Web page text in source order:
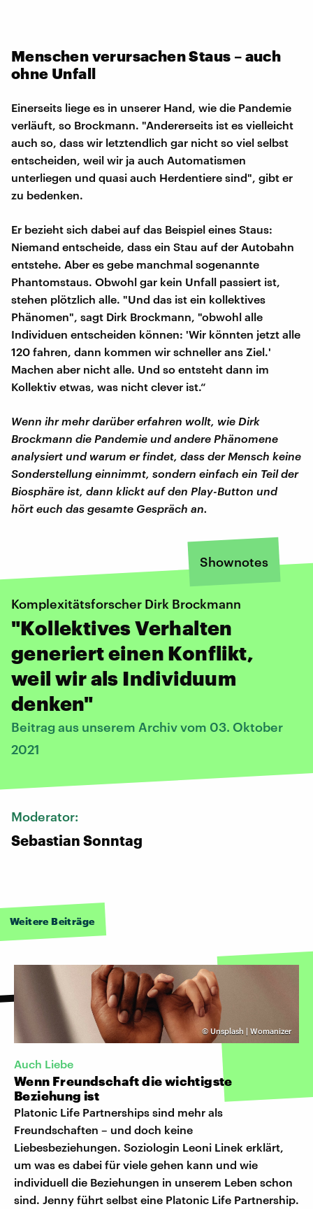
Menschen verursachen Staus – auch
ohne Unfall
Einerseits liege es in unserer Hand, wie die Pandemie
verläuft, so Brockmann. "Andererseits ist es vielleicht
auch so, dass wir letztendlich gar nicht so viel selbst
entscheiden, weil wir ja auch Automatismen
unterliegen und quasi auch Herdentiere sind", gibt er
zu bedenken.
Er bezieht sich dabei auf das Beispiel eines Staus:
Niemand entscheide, dass ein Stau auf der Autobahn
entstehe. Aber es gebe manchmal sogenannte
Phantomstaus. Obwohl gar kein Unfall passiert ist,
stehen plötzlich alle. "Und das ist ein kollektives
Phänomen", sagt Dirk Brockmann, "obwohl alle
Individuen entscheiden können: 'Wir könnten jetzt alle
120 fahren, dann kommen wir schneller ans Ziel.'
Machen aber nicht alle. Und so entsteht dann im
Kollektiv etwas, was nicht clever ist.“
Wenn ihr mehr darüber erfahren wollt, wie Dirk
Brockmann die Pandemie und andere Phänomene
analysiert und warum er findet, dass der Mensch keine
Sonderstellung einnimmt, sondern einfach ein Teil der
Biosphäre ist, dann klickt auf den Play-Button und
hört euch das gesamte Gespräch an.
Shownotes
Komplexitätsforscher Dirk Brockmann
"Kollektives Verhalten
generiert einen Konflikt,
weil wir als Individuum
denken"
Beitrag aus unserem Archiv vom 03. Oktober
2021
Moderator:
Sebastian Sonntag
Weitere Beiträge
© Unsplash | Womanizer
Auch Liebe
Wenn Freundschaft die wichtigste
Beziehung ist
Platonic Life Partnerships sind mehr als
Freundschaften – und doch keine
Liebesbeziehungen. Soziologin Leoni Linek erklärt,
um was es dabei für viele gehen kann und wie
individuell die Beziehungen in unserem Leben schon
sind. Jenny führt selbst eine Platonic Life Partnership.